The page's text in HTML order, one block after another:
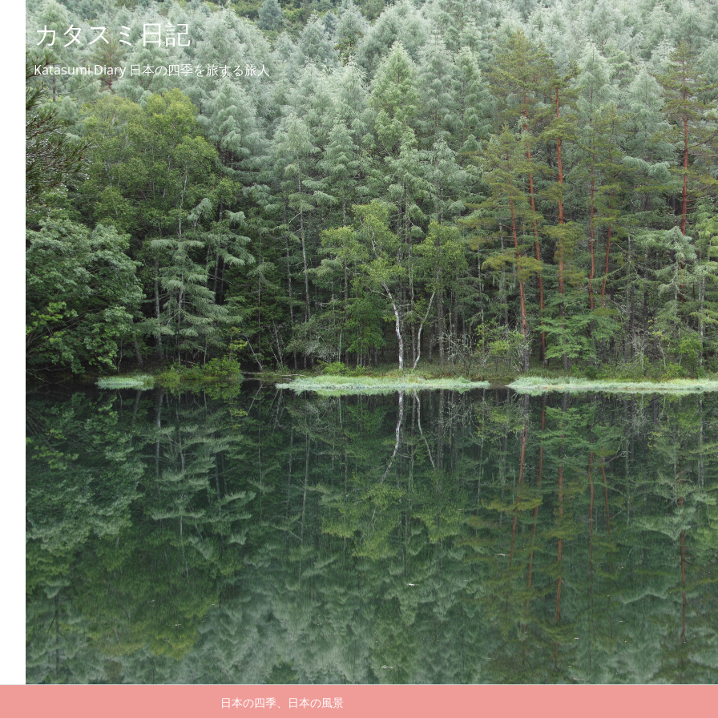
カタスミ日記
Katasumi Diary 日本の四季を旅する旅人
日本の四季、日本の風景